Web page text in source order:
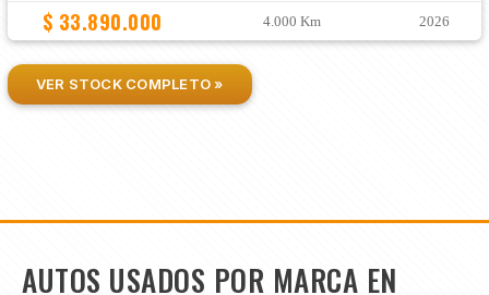
$ 33.890.000 4.000 Km 2026
VER STOCK COMPLETO »
AUTOS USADOS POR MARCA EN